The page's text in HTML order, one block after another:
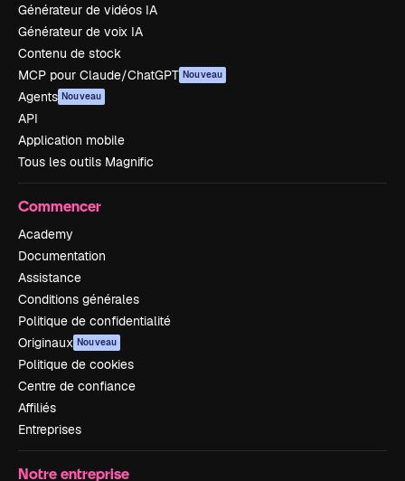
Générateur de vidéos IA
Générateur de voix IA
Contenu de stock
MCP pour Claude/ChatGPT Nouveau
Agents Nouveau
API
Application mobile
Tous les outils Magnific
Commencer
Academy
Documentation
Assistance
Conditions générales
Politique de confidentialité
Originaux Nouveau
Politique de cookies
Centre de confiance
Affiliés
Entreprises
Notre entreprise